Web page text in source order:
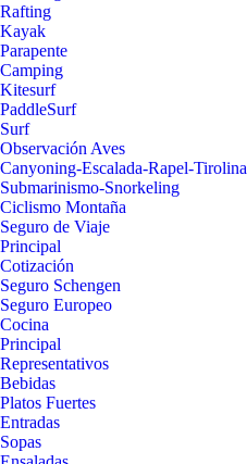
Rafting
Kayak
Parapente
Camping
Kitesurf
PaddleSurf
Surf
Observación Aves
Canyoning-Escalada-Rapel-Tirolina
Submarinismo-Snorkeling
Ciclismo Montaña
Seguro de Viaje
Principal
Cotización
Seguro Schengen
Seguro Europeo
Cocina
Principal
Representativos
Bebidas
Platos Fuertes
Entradas
Sopas